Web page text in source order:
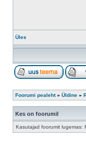
Üles
Foorumi pealeht» Üldine »
Kes on foorumil
Kasutajad foorumit lugemas: